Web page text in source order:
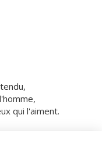
qui l'aiment.